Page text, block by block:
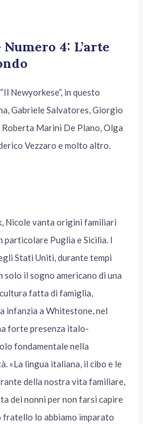
4: L’arte
Newyorkese”, in questo
Gabriele Salvatores, Giorgio
Marini De Plano, Olga
Vezzaro e molto altro.
Nicole vanta origini familiari
particolare Puglia e Sicilia. I
Stati Uniti, durante tempi
il sogno americano di una
fatta di famiglia,
infanzia a Whitestone, nel
forte presenza italo-
fondamentale nella
«La lingua italiana, il cibo e le
della nostra vita familiare,
dei nonni per non farsi capire
fratello lo abbiamo imparato